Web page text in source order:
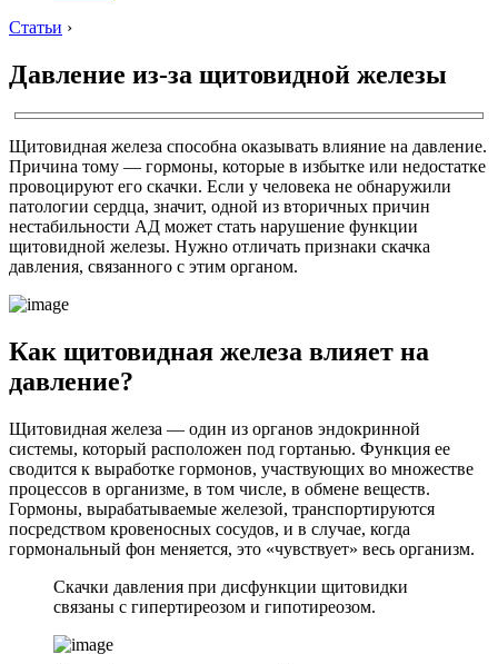
Статьи ›
Давление из-за щитовидной железы
Щитовидная железа способна оказывать влияние на давление.
Причина тому — гормоны, которые в избытке или недостатке
провоцируют его скачки. Если у человека не обнаружили
патологии сердца, значит, одной из вторичных причин
нестабильности АД может стать нарушение функции
щитовидной железы. Нужно отличать признаки скачка
давления, связанного с этим органом.
Как щитовидная железа влияет на
давление?
Щитовидная железа — один из органов эндокринной
системы, который расположен под гортанью. Функция ее
сводится к выработке гормонов, участвующих во множестве
процессов в организме, в том числе, в обмене веществ.
Гормоны, вырабатываемые железой, транспортируются
посредством кровеносных сосудов, и в случае, когда
гормональный фон меняется, это «чувствует» весь организм.
Скачки давления при дисфункции щитовидки
связаны с гипертиреозом и гипотиреозом.